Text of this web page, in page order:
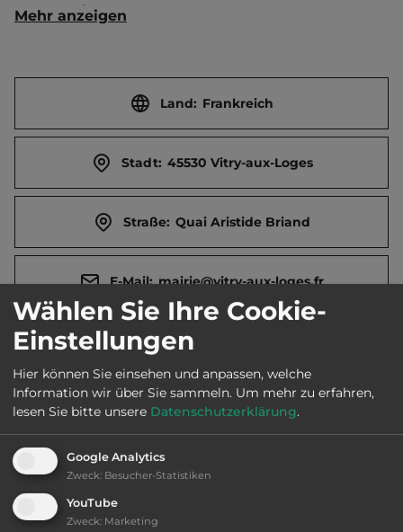
Rue des Érables.   Ortszentrum 500 m entfernt.
Mehr anzeigen
Land: Frankreich
Stadt: 45530 Vitry-aux-Loges
Straße: Quai Aristide Briand
E-Mail: mairie@vitry-aux-loges.fr
Webseite: www.vitry-aux-loges.fr
Öffnungszeiten: Ganzjährig geöffnet
Telefon:
Wählen Sie Ihre Cookie-
Einstellungen
Hier können Sie einsehen und anpassen, welche
Information wir über Sie sammeln. Um mehr zu erfahren,
lesen Sie bitte unsere Datenschutzerklärung.
Google Analytics
Zweck: Besucher-Statistiken
YouTube
Zweck: Marketing